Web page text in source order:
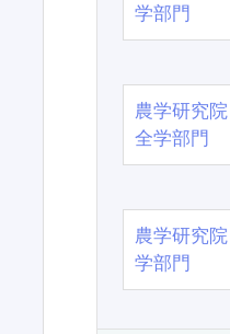
学部門
農学研究
全学部門
農学研究
学部門